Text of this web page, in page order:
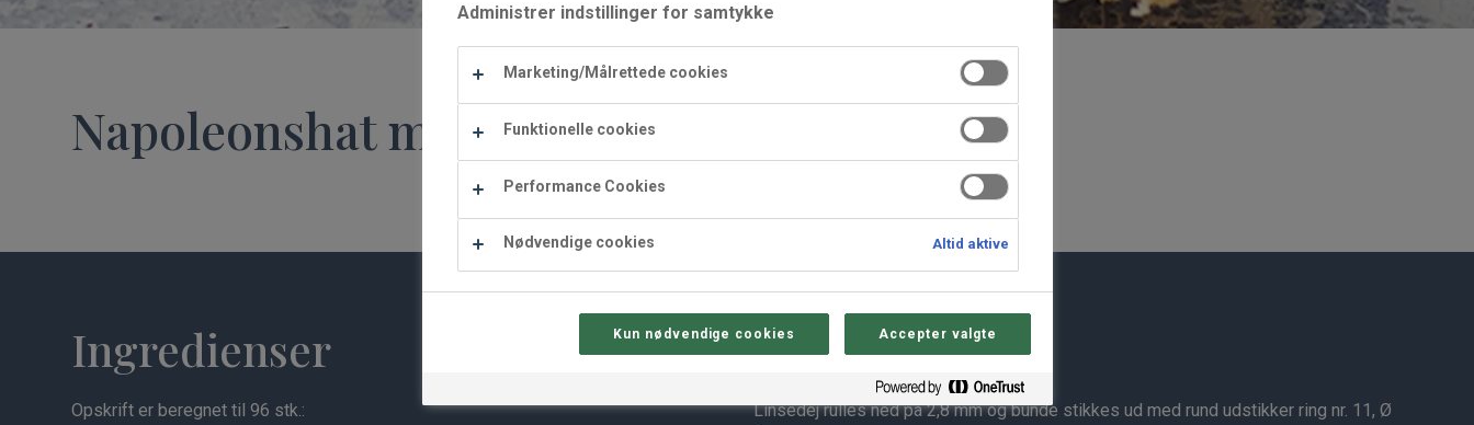
Napoleonshat med kakao
Ingredienser
Opskrift er beregnet til 96 stk.:
Sådan gør du
Linsedej rulles ned på 2,8 mm og bunde stikkes ud med rund udstikker ring nr. 11, Ø
Administrer indstillinger for samtykke
Marketing/Målrettede cookies
Funktionelle cookies
Performance Cookies
Nødvendige cookies Altid aktive
Kun nødvendige cookies Accepter valgte